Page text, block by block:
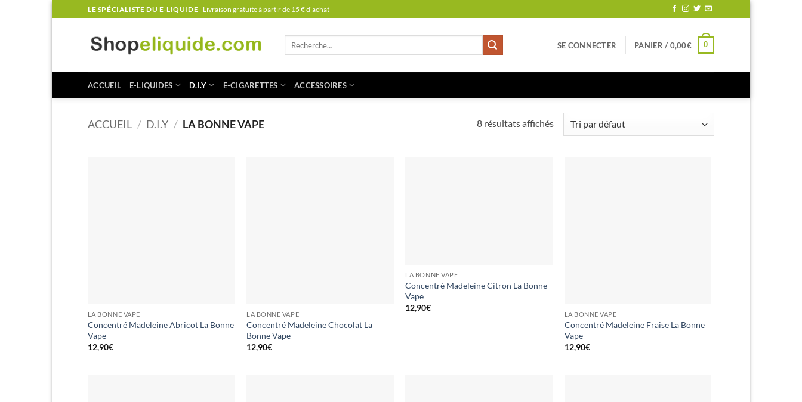
au
LE SPÉCIALISTE DU E-LIQUIDE- Livraison gratuite à partir de 15 € d'achat
SE CONNECTER PANIER / 0,00€ 0
ACCUEIL E-LIQUIDES D.I.Y E-CIGARETTES ACCESSOIRES
ACCUEIL / D.I.Y / LA BONNE VAPE 8 résultats affichés
LA BONNE VAPE
Concentré Madeleine Abricot La Bonne
Vape
12,90€
LA BONNE VAPE
Concentré Madeleine Chocolat La
Bonne Vape
12,90€
LA BONNE VAPE
Concentré Madeleine Citron La Bonne
Vape
12,90€
LA BONNE VAPE
Concentré Madeleine Fraise La Bonne
Vape
12,90€